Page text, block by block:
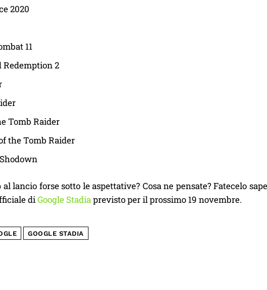
2020
11
Redemption 2
Tomb Raider
the Tomb Raider
lancio forse sotto le aspettative? Cosa ne pensate? Fatecelo
diGoogle Stadiaprevisto per il prossimo 19 novembre.
GOOGLE STADIA